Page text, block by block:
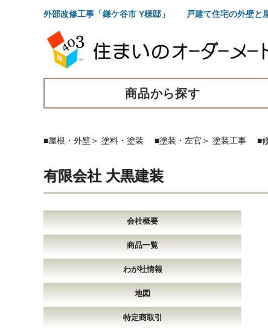
外部改修工事「鎌ケ谷市 Y様邸」 戸建て住宅の外壁と屋
商品から探す
■屋根・外壁＞ 塗料・塗装 ■塗装・左官 ＞ 塗装工事 ■
有限会社 大黒建装
会社概要
商品一覧
わが社情報
地図
特定商取引